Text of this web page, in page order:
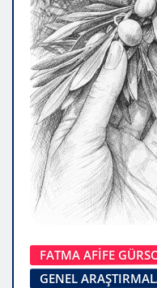
FATMA AFİFE
GENEL